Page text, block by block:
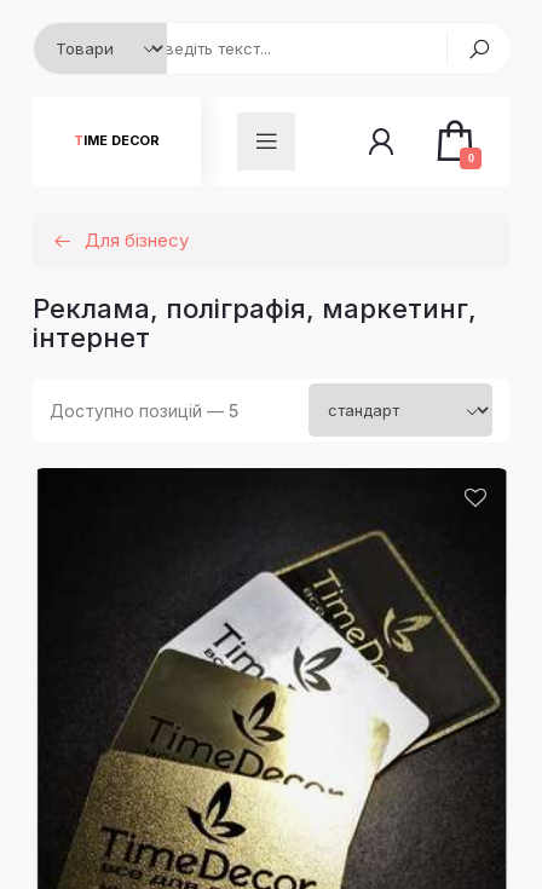
TIME DECOR
0
Для бізнесу
Реклама, поліграфія, маркетинг,
інтернет
Доступно позицій — 5